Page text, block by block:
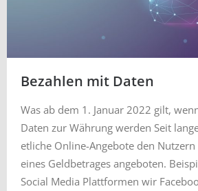
Bezahlen mit Daten
Was ab dem 1. Januar 2022 gilt,
Daten zur Währung werden Seit
etliche Online-Angebote den
eines Geldbetrages angeboten.
Social Media Plattformen wir